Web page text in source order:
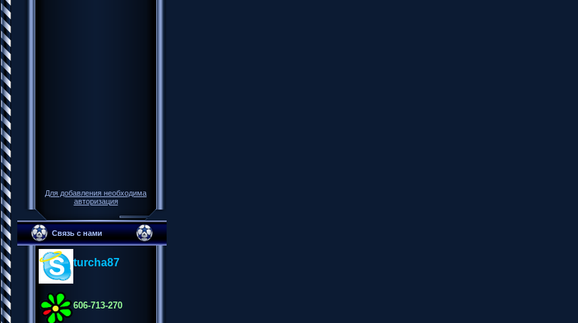
Для добавления необходима
авторизация
Связь с нами
turcha87
606-713-270